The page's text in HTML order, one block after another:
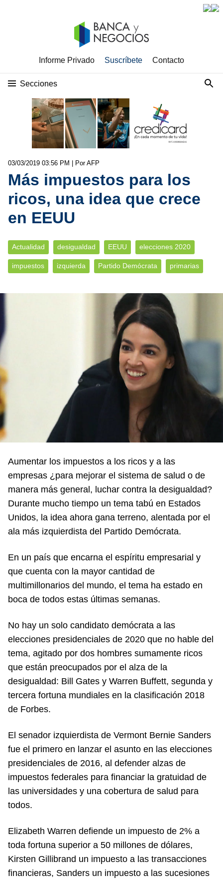
Informe Privado Suscríbete Contacto
Secciones
03/03/2019 03:56 PM | Por AFP
Más impuestos para los
ricos, una idea que crece
en EEUU
Actualidad desigualdad EEUU elecciones 2020
impuestos izquierda Partido Demócrata primarias
Aumentar los impuestos a los ricos y a las
empresas ¿para mejorar el sistema de salud o de
manera más general, luchar contra la desigualdad?
Durante mucho tiempo un tema tabú en Estados
Unidos, la idea ahora gana terreno, alentada por el
ala más izquierdista del Partido Demócrata.
En un país que encarna el espíritu empresarial y
que cuenta con la mayor cantidad de
multimillonarios del mundo, el tema ha estado en
boca de todos estas últimas semanas.
No hay un solo candidato demócrata a las
elecciones presidenciales de 2020 que no hable del
tema, agitado por dos hombres sumamente ricos
que están preocupados por el alza de la
desigualdad: Bill Gates y Warren Buffett, segunda y
tercera fortuna mundiales en la clasificación 2018
de Forbes.
El senador izquierdista de Vermont Bernie Sanders
fue el primero en lanzar el asunto en las elecciones
presidenciales de 2016, al defender alzas de
impuestos federales para financiar la gratuidad de
las universidades y una cobertura de salud para
todos.
Elizabeth Warren defiende un impuesto de 2% a
toda fortuna superior a 50 millones de dólares,
Kirsten Gillibrand un impuesto a las transacciones
financieras, Sanders un impuesto a las sucesiones